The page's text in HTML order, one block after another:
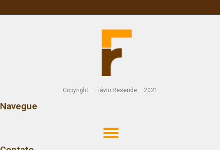
Copyright – Flávio Resende – 2021
Navegue